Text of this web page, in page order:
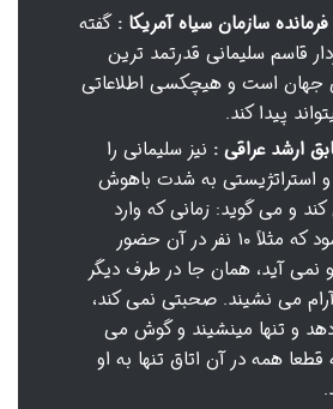
سازمان سیاه آمریکا :گفته
قاسم سلیمانی قدرتمد ترین
جهان است و هیچکسی اطلاعاتی
پیدا کند.
ارشد عراقی : نیز سلیمانی را
استراتژیستی به شدت باهوش
و می گوید: زمانی که وارد
اتاقی می شود که مثلاً ۱۰ نفر در آن حضور
نمی آید، همان جا در طرف دیگر
آرام می نشیند. صحبتی نمی کند،
و تنها می‏نشیند و گوش می
قطعا همه در آن اتاق تنها به او